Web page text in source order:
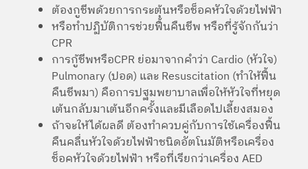
ต้องกูชีพด้วยการกระตุ้นหรือช็อคหัวใจด้วยไฟฟ้า
หรือทำปฏิบัติการช่วยฟื้นคืนชีพ หรือที่รู้จักกันว่า
CPR
การกู้ชีพหรือCPR ย่อมาจากคำว่า Cardio (หัวใจ)
Pulmonary (ปอด) และ Resuscitation (ทำให้ฟื้น
คืนชีพมา) คือการปฐมพยาบาลเพื่อให้หัวใจที่หยุด
เต้นกลับมาเต้นอีกครั้งและมีเลือดไปเลี้ยงสมอง
ถ้าจะให้ได้ผลดี ต้องทำควบคู่กับการใช้เครื่องฟื้น
คืนคลื่นหัวใจด้วยไฟฟ้าชนิดอัตโนมัติหรือเครื่อง
ช็อคหัวใจด้วยไฟฟ้า หรือที่เรียกว่าเครื่อง AED